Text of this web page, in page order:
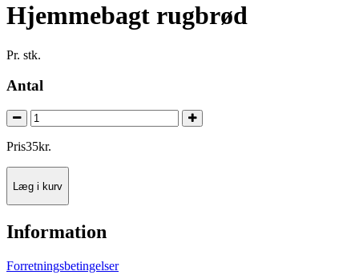
Hjemmebagt rugbrød
Pr. stk.
Antal
Pris35kr.
Læg i kurv
Information
Forretningsbetingelser